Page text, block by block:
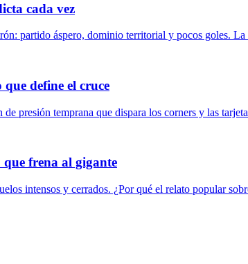
cada vez
partido áspero, dominio territorial y pocos goles.
define el cruce
presión temprana que dispara los corners y las
que frena al gigante
intensos y cerrados. ¿Por qué el relato popular